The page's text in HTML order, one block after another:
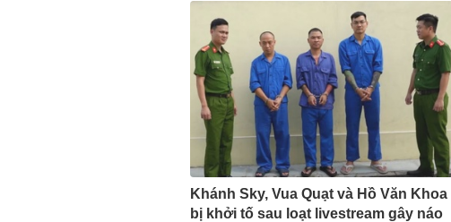
Khánh Sky, Vua Quạt và Hồ Văn Khoa
bị khởi tố sau loạt livestream gây náo